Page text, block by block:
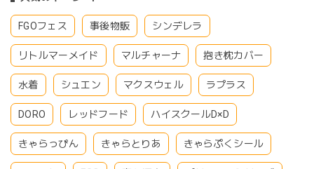
FGOフェス 事後物販 シンデレラ
リトルマーメイド マルチャーナ 抱き枕カバー
水着 シュエン マクスウェル ラプラス
DORO レッドフード ハイスクールD×D
きゃらっぴん きゃらとりあ きゃらぷくシール